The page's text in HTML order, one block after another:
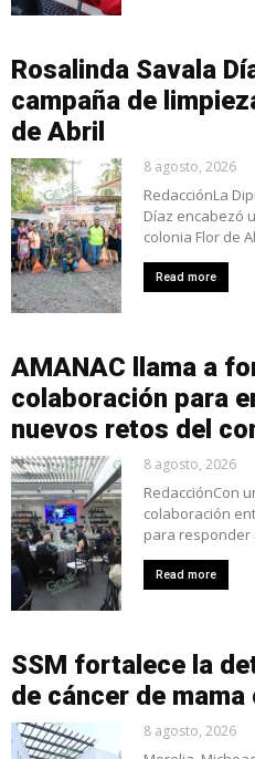
Rosalinda Savala
campaña de
de Abril
8 agosto, 2026
RedacciónLa
Díaz encabezó
colonia Flor de
Read more
AMANAC llama a
colaboración para
nuevos retos del
8 agosto, 2026
RedacciónCon
colaboración
para responder
Read more
SSM fortalece la
de cáncer de mama
8 agosto, 2026